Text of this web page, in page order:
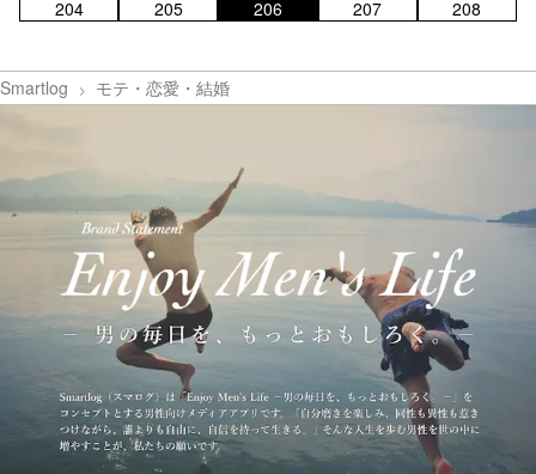
204 205 206 207 208
Smartlog モテ・恋愛・結婚